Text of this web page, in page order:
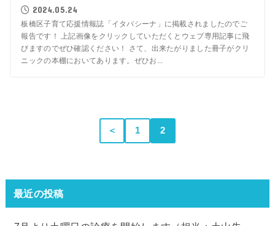
2024.05.24
板橋区子育て応援情報誌「イタバシーナ」に掲載されましたのでご
報告です！ 上記画像をクリックしていただくとウェブ専用記事に飛
びますのでぜひ確認ください！ さて、出来たがりました冊子がクリ
ニックの本棚においてあります。ぜひお...
＜ 1 2
最近の投稿